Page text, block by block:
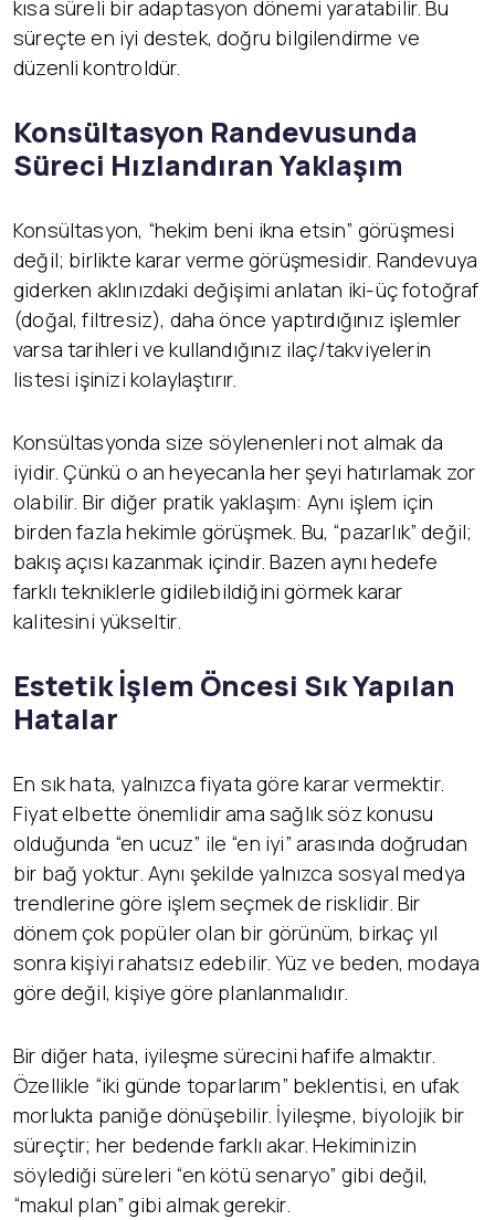
kısa süreli bir adaptasyon dönemi yaratabilir. Bu
süreçte en iyi destek, doğru bilgilendirme ve
düzenli kontroldür.
Konsültasyon Randevusunda
Süreci Hızlandıran Yaklaşım
Konsültasyon, “hekim beni ikna etsin” görüşmesi
değil; birlikte karar verme görüşmesidir. Randevuya
giderken aklınızdaki değişimi anlatan iki-üç fotoğraf
(doğal, filtresiz), daha önce yaptırdığınız işlemler
varsa tarihleri ve kullandığınız ilaç/takviyelerin
listesi işinizi kolaylaştırır.
Konsültasyonda size söylenenleri not almak da
iyidir. Çünkü o an heyecanla her şeyi hatırlamak zor
olabilir. Bir diğer pratik yaklaşım: Aynı işlem için
birden fazla hekimle görüşmek. Bu, “pazarlık” değil;
bakış açısı kazanmak içindir. Bazen aynı hedefe
farklı tekniklerle gidilebildiğini görmek karar
kalitesini yükseltir.
Estetik İşlem Öncesi Sık Yapılan
Hatalar
En sık hata, yalnızca fiyata göre karar vermektir.
Fiyat elbette önemlidir ama sağlık söz konusu
olduğunda “en ucuz” ile “en iyi” arasında doğrudan
bir bağ yoktur. Aynı şekilde yalnızca sosyal medya
trendlerine göre işlem seçmek de risklidir. Bir
dönem çok popüler olan bir görünüm, birkaç yıl
sonra kişiyi rahatsız edebilir. Yüz ve beden, modaya
göre değil, kişiye göre planlanmalıdır.
Bir diğer hata, iyileşme sürecini hafife almaktır.
Özellikle “iki günde toparlarım” beklentisi, en ufak
morlukta paniğe dönüşebilir. İyileşme, biyolojik bir
süreçtir; her bedende farklı akar. Hekiminizin
söylediği süreleri “en kötü senaryo” gibi değil,
“makul plan” gibi almak gerekir.